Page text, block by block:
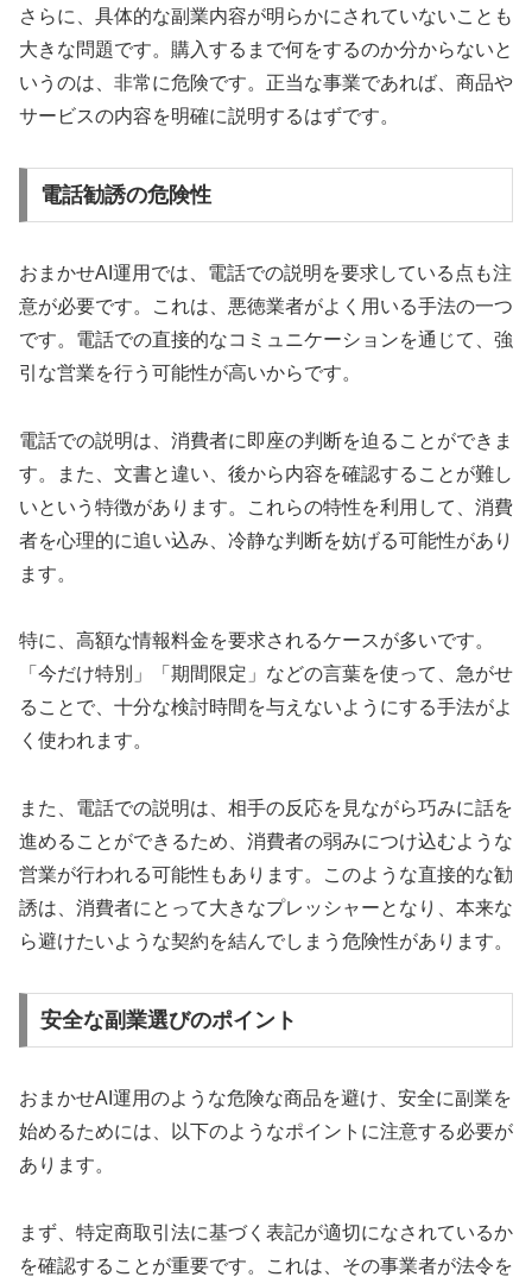
さらに、具体的な副業内容が明らかにされていないことも
大きな問題です。購入するまで何をするのか分からないと
いうのは、非常に危険です。正当な事業であれば、商品や
サービスの内容を明確に説明するはずです。
電話勧誘の危険性
おまかせAI運用では、電話での説明を要求している点も注
意が必要です。これは、悪徳業者がよく用いる手法の一つ
です。電話での直接的なコミュニケーションを通じて、強
引な営業を行う可能性が高いからです。
電話での説明は、消費者に即座の判断を迫ることができま
す。また、文書と違い、後から内容を確認することが難し
いという特徴があります。これらの特性を利用して、消費
者を心理的に追い込み、冷静な判断を妨げる可能性があり
ます。
特に、高額な情報料金を要求されるケースが多いです。
「今だけ特別」「期間限定」などの言葉を使って、急がせ
ることで、十分な検討時間を与えないようにする手法がよ
く使われます。
また、電話での説明は、相手の反応を見ながら巧みに話を
進めることができるため、消費者の弱みにつけ込むような
営業が行われる可能性もあります。このような直接的な勧
誘は、消費者にとって大きなプレッシャーとなり、本来な
ら避けたいような契約を結んでしまう危険性があります。
安全な副業選びのポイント
おまかせAI運用のような危険な商品を避け、安全に副業を
始めるためには、以下のようなポイントに注意する必要が
あります。
まず、特定商取引法に基づく表記が適切になされているか
を確認することが重要です。これは、その事業者が法令を